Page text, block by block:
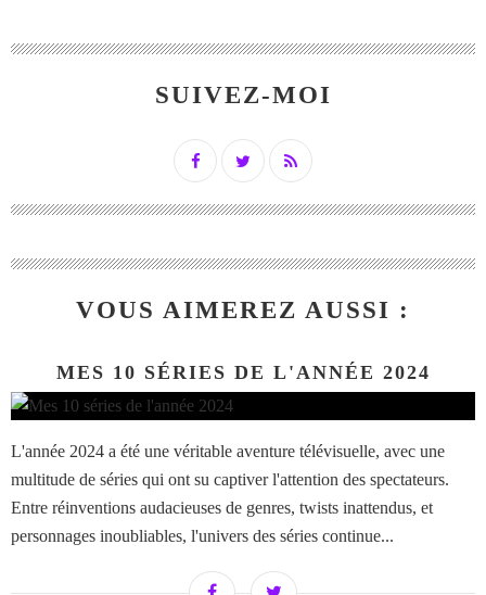
SUIVEZ-MOI
VOUS AIMEREZ AUSSI :
MES 10 SÉRIES DE L'ANNÉE 2024
L'année 2024 a été une véritable aventure télévisuelle, avec une
multitude de séries qui ont su captiver l'attention des spectateurs.
Entre réinventions audacieuses de genres, twists inattendus, et
personnages inoubliables, l'univers des séries continue...